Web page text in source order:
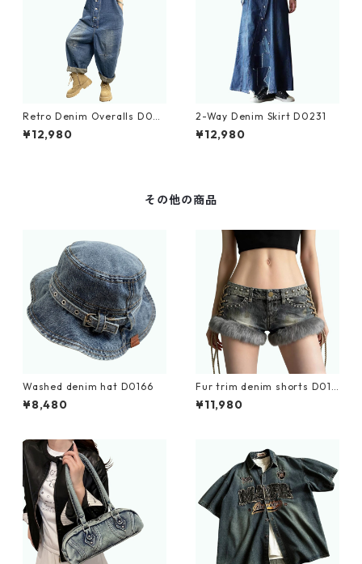
Retro Denim Overalls D023
3
¥12,980
2-Way Denim Skirt D0231
¥12,980
その他の商品
Washed denim hat D0166
¥8,480
Fur trim denim shorts D019
3
¥11,980